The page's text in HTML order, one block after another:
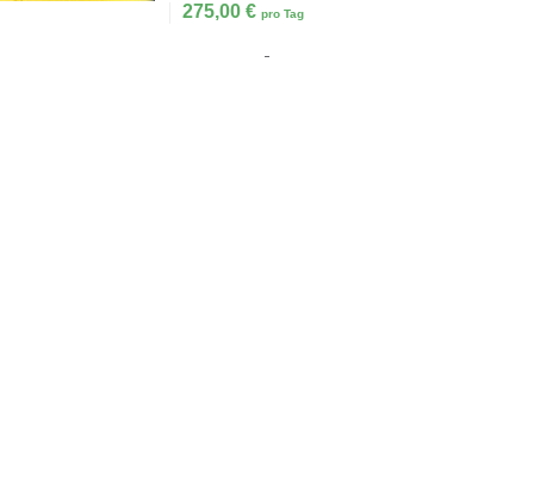
275,00 € pro Tag